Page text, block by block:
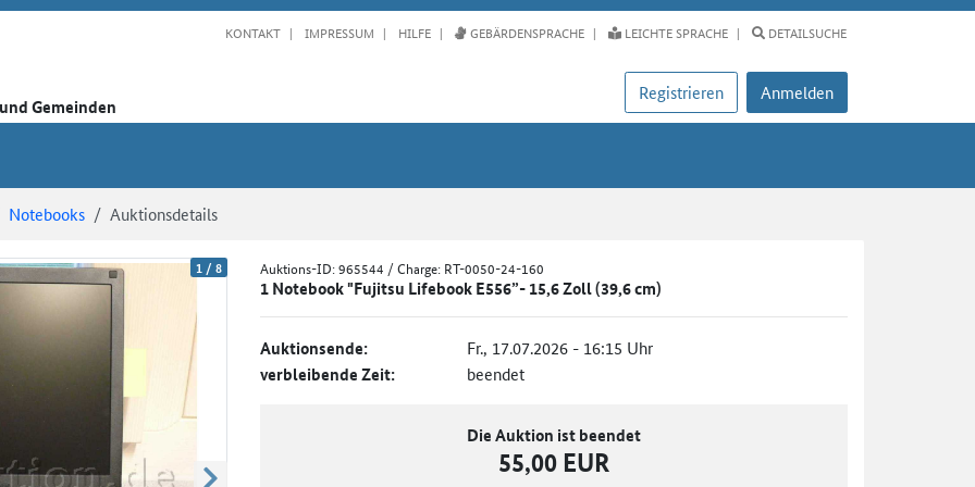
KONTAKT IMPRESSUM HILFE GEBÄRDENSPRACHE LEICHTE SPRACHE DETAILSUCHE
Gemeinden
Registrieren Anmelden
Notebooks Auktionsdetails
1 /8 Auktions-ID:965544 / Charge: RT-0050-24-160
1 Notebook "Fujitsu Lifebook E556”- 15,6 Zoll (39,6 cm)
Auktionsende: Fr., 17.07.2026 - 16:15 Uhr
verbleibende Zeit: beendet
Die Auktion ist beendet
55,00 EUR